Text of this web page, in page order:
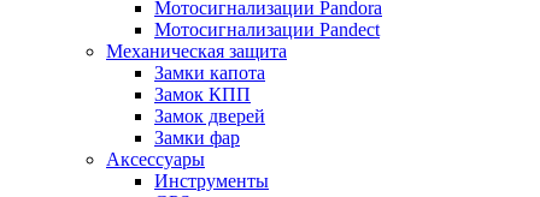
Мотосигнализации Pandora
Мотосигнализации Pandect
Механическая защита
Замки капота
Замок КПП
Замок дверей
Замки фар
Аксессуары
Инструменты